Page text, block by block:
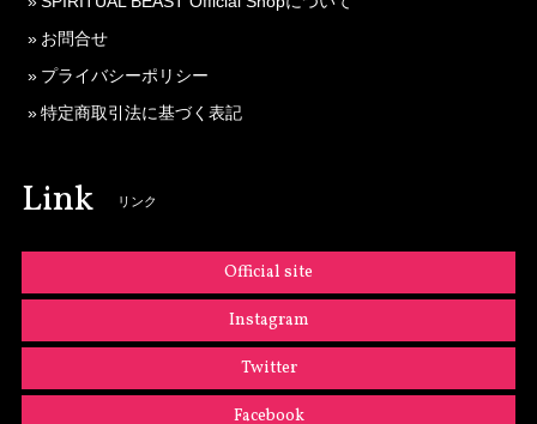
お問合せ
プライバシーポリシー
特定商取引法に基づく表記
Link リンク
Official site
Instagram
Twitter
Facebook